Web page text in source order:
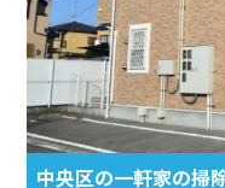
中央区の一軒家の